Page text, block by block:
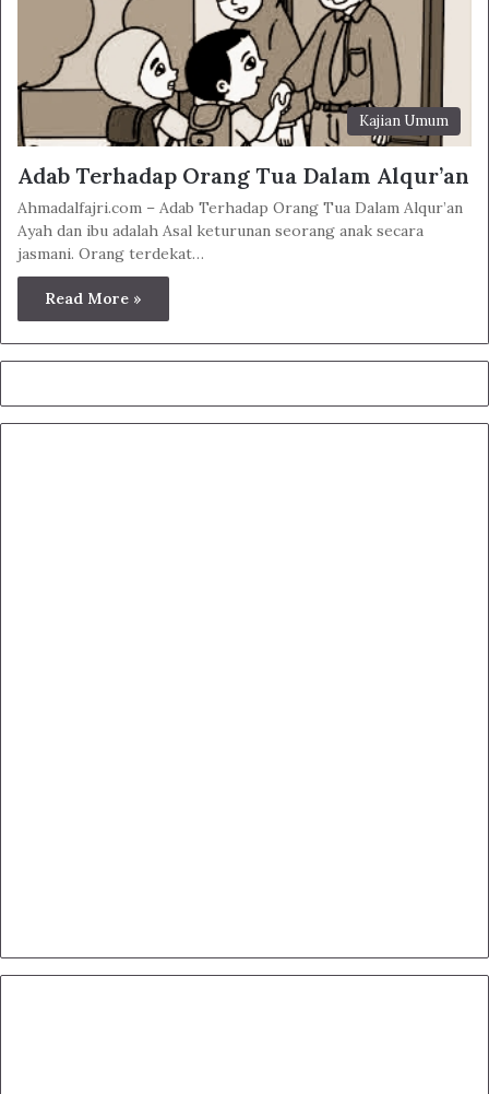
Kajian Umum
Adab Terhadap Orang Tua Dalam Alqur’an
Ahmadalfajri.com – Adab Terhadap Orang Tua Dalam Alqur’an
Ayah dan ibu adalah Asal keturunan seorang anak secara
jasmani. Orang terdekat…
Read More »